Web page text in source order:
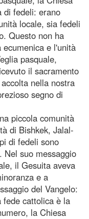
di fedeli: erano
locale, sia fedeli
Questo non ha
e l'unità
pasquale,
il sacramento
nella nostra
segno di
piccola comunità
di Bishkek, Jalal-
di fedeli sono
Nel suo messaggio
il Gesuita aveva
e a
del Vangelo:
fede cattolica è la
la Chiesa